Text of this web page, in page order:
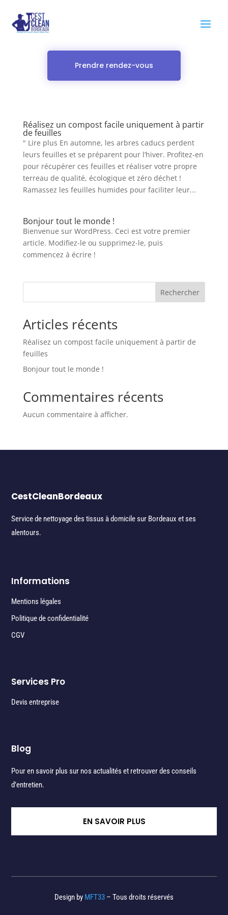
Prendre rendez-vous
Réalisez un compost facile uniquement à partir
de feuilles
" Lire plus En automne, les arbres caducs perdent
leurs feuilles et se préparent pour l’hiver. Profitez-en
pour récupérer ces feuilles et réaliser votre propre
terreau de qualité, écologique et zéro déchet !
Ramassez les feuilles humides pour faciliter leur...
Bonjour tout le monde !
Bienvenue sur WordPress. Ceci est votre premier
article. Modifiez-le ou supprimez-le, puis
commencez à écrire !
Rechercher
Articles récents
Réalisez un compost facile uniquement à partir de
feuilles
Bonjour tout le monde !
Commentaires récents
Aucun commentaire à afficher.
CestCleanBordeaux
Service de nettoyage des tissus à domicile sur Bordeaux et ses
alentours.
Informations
Mentions légales
Politique de confidentialité
CGV
Services Pro
Devis entreprise
Blog
Pour en savoir plus sur nos actualités et retrouver des conseils
d’entretien.
EN SAVOIR PLUS
Design by MFT33 – Tous droits réservés